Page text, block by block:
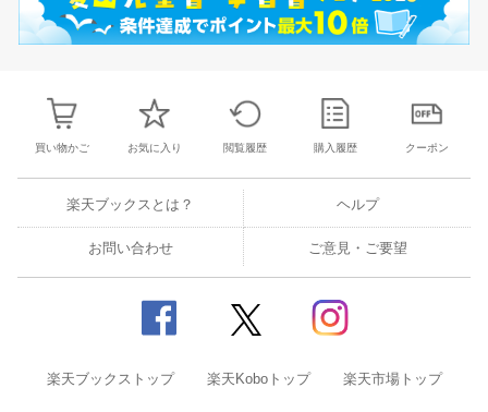
買い物かご お気に入り 閲覧履歴 購入履歴 クーポン
楽天ブックスとは？ ヘルプ
お問い合わせ ご意見・ご要望
楽天ブックストップ 楽天Koboトップ 楽天市場トップ